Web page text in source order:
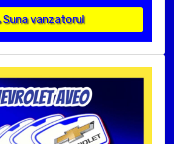
Suna vanzatorul